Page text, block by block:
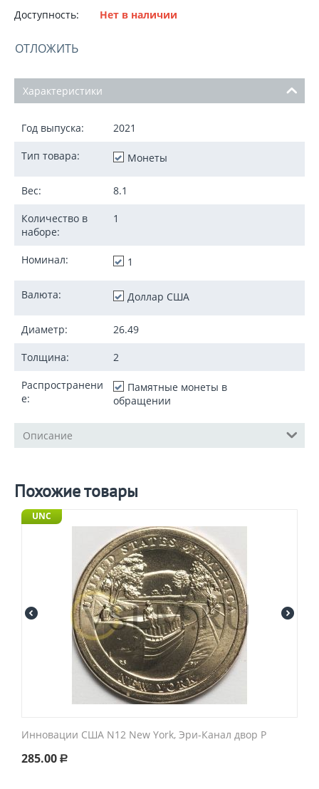
Доступность:
Нет в наличии
ОТЛОЖИТЬ
Характеристики
Год выпуска: 2021
Тип товара: Монеты
Вес: 8.1
Количество в
наборе:
1
Номинал: 1
Валюта: Доллар США
Диаметр: 26.49
Толщина: 2
Распространени
е:
Памятные монеты в
обращении
Описание
Похожие товары
UNC
Инновации США N12 New York, Эри-Канал двор P
285.00 Р